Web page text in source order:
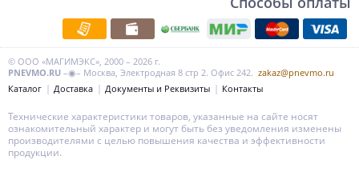
© ООО «МАГИМЭКС», 2000 – 2026 г.
PNEVMO.RU –◉– Москва, Электродная 8 стр 2. Офис 242. zakaz@pnevmo.ru
Каталог
Доставка Документы и Реквизиты Контакты
Технические характеристики товаров, указанные на сайте носят
ознакомительный характер и могут быть без уведомления изменены
производителями с целью повышения качества и эффективности
продукции.